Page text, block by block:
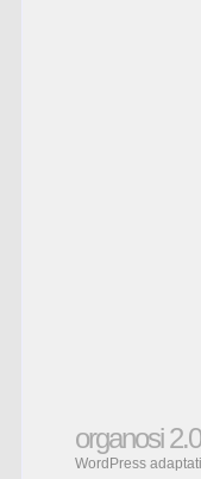
organosi 2.0
WordPress